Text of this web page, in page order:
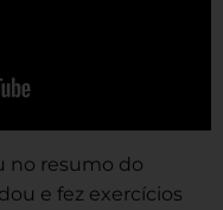
no resumo do
e fez exercícios